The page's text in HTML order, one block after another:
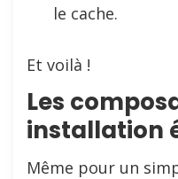
le cache.
Et voilà !
Les
installation
Même pour un